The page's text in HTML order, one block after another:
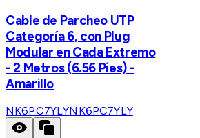
Cable de Parcheo UTP
Categoría 6, con Plug
Modular en Cada Extremo
- 2 Metros (6.56 Pies) -
Amarillo
NK6PC7YLYNK6PC7YLY